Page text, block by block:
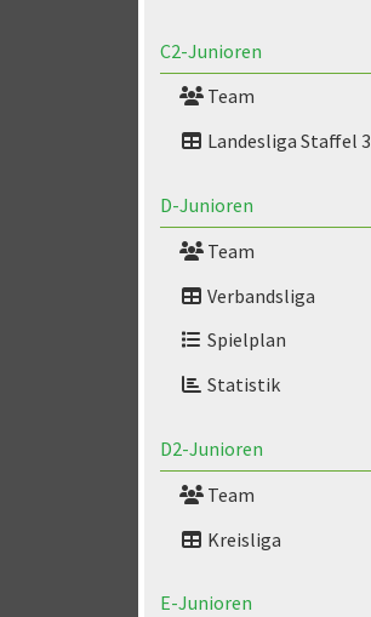
C2-Junioren
Team
Landesliga Staffel 3
D-Junioren
Team
Verbandsliga
Spielplan
Statistik
D2-Junioren
Team
Kreisliga
E-Junioren